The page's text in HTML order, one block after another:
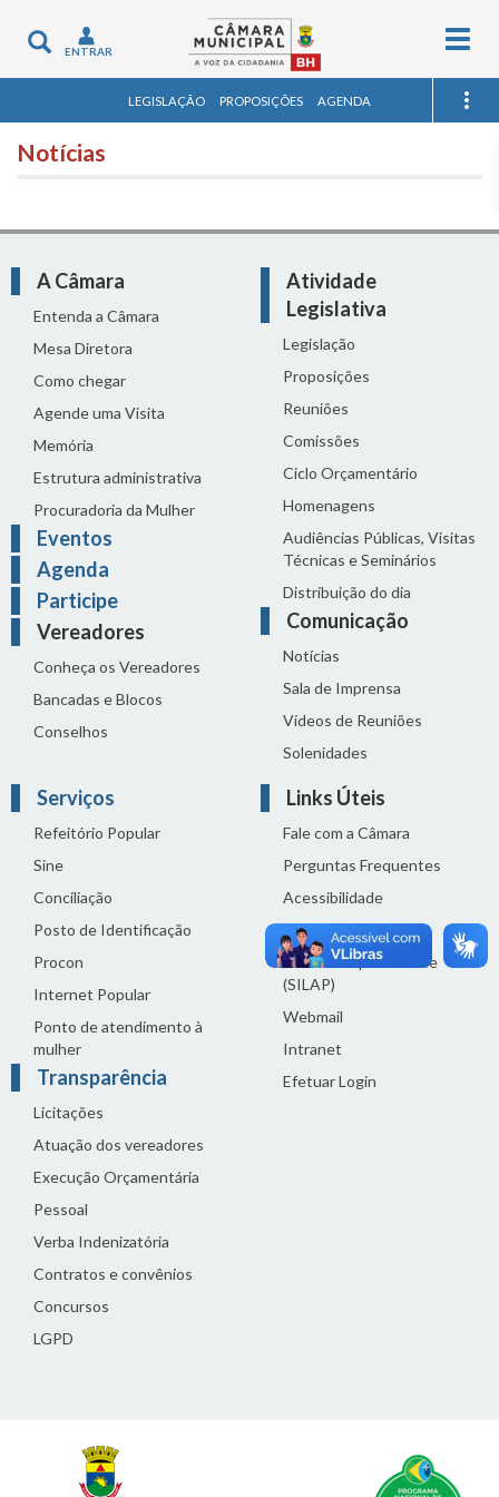
Toggle
navigation
ENTRAR
LEGISLAÇÃO PROPOSIÇÕES AGENDA
Notícias
A Câmara
Entenda a Câmara
Mesa Diretora
Como chegar
Agende uma Visita
Memória
Estrutura administrativa
Procuradoria da Mulher
Eventos
Agenda
Participe
Vereadores
Conheça os Vereadores
Bancadas e Blocos
Conselhos
Atividade
Legislativa
Legislação
Proposições
Reuniões
Comissões
Ciclo Orçamentário
Homenagens
Audiências Públicas, Visitas
Técnicas e Seminários
Distribuição do dia
Comunicação
Notícias
Sala de Imprensa
Vídeos de Reuniões
Solenidades
Serviços
Refeitório Popular
Sine
Conciliação
Posto de Identificação
Procon
Internet Popular
Ponto de atendimento à
mulher
Transparência
Licitações
Atuação dos vereadores
Execução Orçamentária
Pessoal
Verba Indenizatória
Contratos e convênios
Concursos
LGPD
Links Úteis
Fale com a Câmara
Perguntas Frequentes
Acessibilidade
Termos de uso
Política de privacidade
(SILAP)
Webmail
Intranet
Efetuar Login